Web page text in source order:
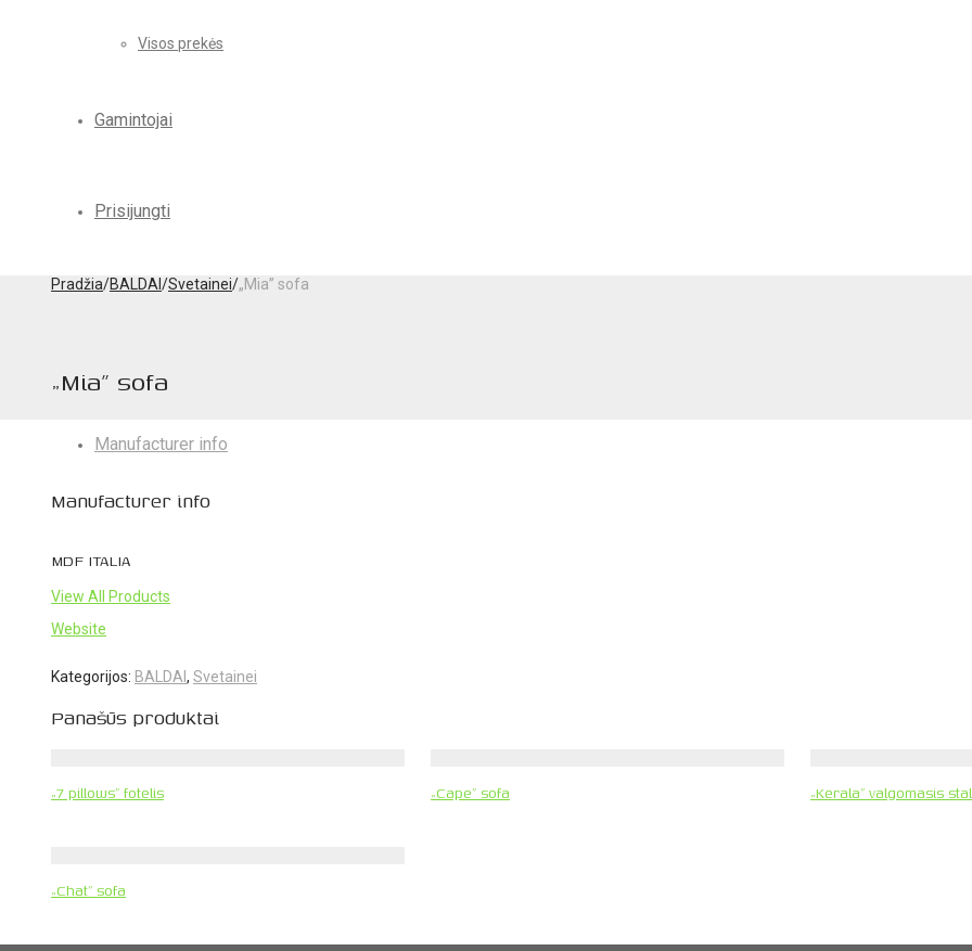
Visos prekės
Gamintojai
Prisijungti
Pradžia/BALDAI /Svetainei/„Mia” sofa
„Mia” sofa
Manufacturer info
Manufacturer info
MDF ITALIA
View All Products
Website
Kategorijos: BALDAI , Svetainei
Panašūs produktai
„7 pillows” fotelis „Cape” sofa „Kerala” valgomasis
„Chat” sofa